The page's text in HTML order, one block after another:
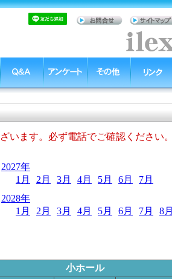
ます。必ず電話でご確認ください。
2027年
1月
2月 3月 4月 5月 6月
7月
2028年
1月
2月 3月 4月 5月 6月 7月 8月
小ホール